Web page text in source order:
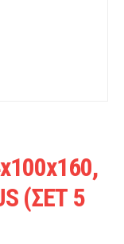
(ΣΕΤ 5